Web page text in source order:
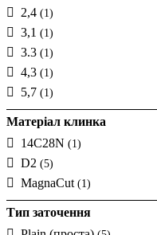
2,4 (1)
3,1 (1)
3.3 (1)
4,3 (1)
5,7 (1)
Матеріал клинка
14C28N (1)
D2 (5)
MagnaCut (1)
Тип заточення